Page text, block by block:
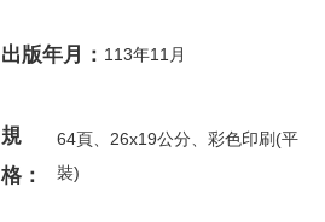
出版年月： 113年11月
規
格：
64頁、26x19公分、彩色印刷(平
裝)